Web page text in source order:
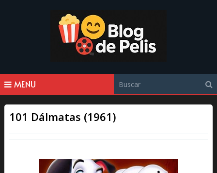
MENU
101 Dálmatas (1961)